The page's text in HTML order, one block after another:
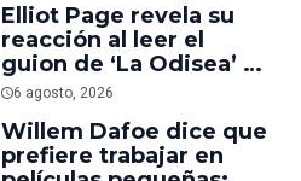
Elliot Page revela su
reacción al leer el
guion de ‘La Odisea’ y
elogia la forma de
Nolan
6 agosto, 2026
Willem Dafoe dice que
prefiere trabajar en